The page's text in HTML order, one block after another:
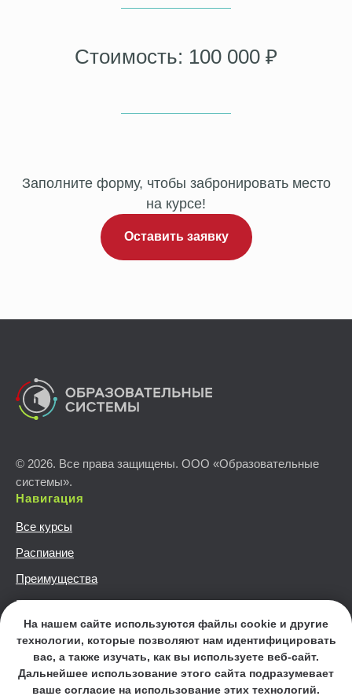
На нашем сайте используются файлы cookie и другие
технологии, которые позволяют нам идентифицировать
вас, а также изучать, как вы используете веб-сайт.
Дальнейшее использование этого сайта подразумевает
ваше согласие на использование этих технологий.
Стоимость: 100 000 ₽
Заполните форму, чтобы забронировать место
на курсе!
Оставить заявку
© 2026. Все права защищены. ООО «Образовательные
системы».
Навигация
Все курсы
Распиание
Преимущества
Политика конфиденциальности
Информация
Лицензия ДПО серия 77Л01 № 0010281, регистрационный
№ 039412, выдана 04.06.2018 г. Департаментом
образования города Москвы, действует бессрочно